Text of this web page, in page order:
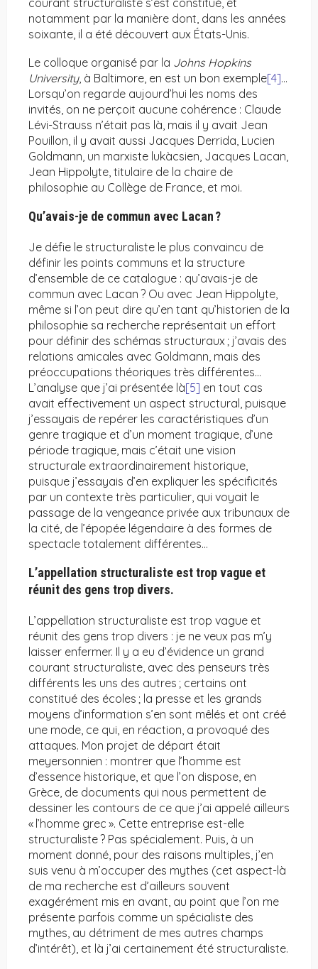
courant structuraliste s’est constitué, et
notamment par la manière dont, dans les années
soixante, il a été découvert aux États-Unis.
Le colloque organisé par la Johns Hopkins
University, à Baltimore, en est un bon exemple[4]…
Lorsqu’on regarde aujourd’hui les noms des
invités, on ne perçoit aucune cohérence : Claude
Lévi-Strauss n’était pas là, mais il y avait Jean
Pouillon, il y avait aussi Jacques Derrida, Lucien
Goldmann, un marxiste lukàcsien, Jacques Lacan,
Jean Hippolyte, titulaire de la chaire de
philosophie au Collège de France, et moi.
Qu’avais-je de commun avec Lacan ?
Je défie le structuraliste le plus convaincu de
définir les points communs et la structure
d’ensemble de ce catalogue : qu’avais-je de
commun avec Lacan ? Ou avec Jean Hippolyte,
même si l’on peut dire qu’en tant qu’historien de la
philosophie sa recherche représentait un effort
pour définir des schémas structuraux ; j’avais des
relations amicales avec Goldmann, mais des
préoccupations théoriques très différentes…
L’analyse que j’ai présentée là[5] en tout cas
avait effectivement un aspect structural, puisque
j’essayais de repérer les caractéristiques d’un
genre tragique et d’un moment tragique, d’une
période tragique, mais c’était une vision
structurale extraordinairement historique,
puisque j’essayais d’en expliquer les spécificités
par un contexte très particulier, qui voyait le
passage de la vengeance privée aux tribunaux de
la cité, de l’épopée légendaire à des formes de
spectacle totalement différentes…
L’appellation structuraliste est trop vague et
réunit des gens trop divers.
L’appellation structuraliste est trop vague et
réunit des gens trop divers : je ne veux pas m’y
laisser enfermer. Il y a eu d’évidence un grand
courant structuraliste, avec des penseurs très
différents les uns des autres ; certains ont
constitué des écoles ; la presse et les grands
moyens d’information s’en sont mêlés et ont créé
une mode, ce qui, en réaction, a provoqué des
attaques. Mon projet de départ était
meyersonnien : montrer que l’homme est
d’essence historique, et que l’on dispose, en
Grèce, de documents qui nous permettent de
dessiner les contours de ce que j’ai appelé ailleurs
« l’homme grec ». Cette entreprise est-elle
structuraliste ? Pas spécialement. Puis, à un
moment donné, pour des raisons multiples, j’en
suis venu à m’occuper des mythes (cet aspect-là
de ma recherche est d’ailleurs souvent
exagérément mis en avant, au point que l’on me
présente parfois comme un spécialiste des
mythes, au détriment de mes autres champs
d’intérêt), et là j’ai certainement été structuraliste.